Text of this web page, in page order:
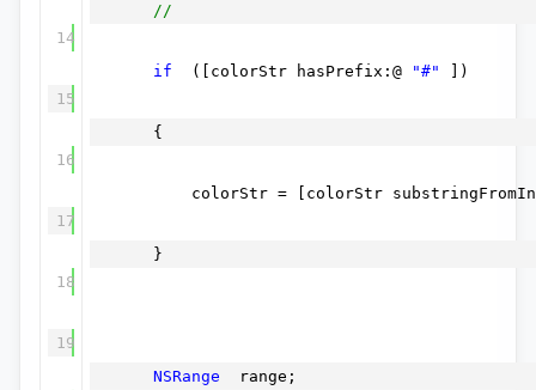
14
15
16
17
18
19
//
if ([colorStr hasPrefix:@ "#" ])
{
colorStr = [colorStr
}
NSRange range;